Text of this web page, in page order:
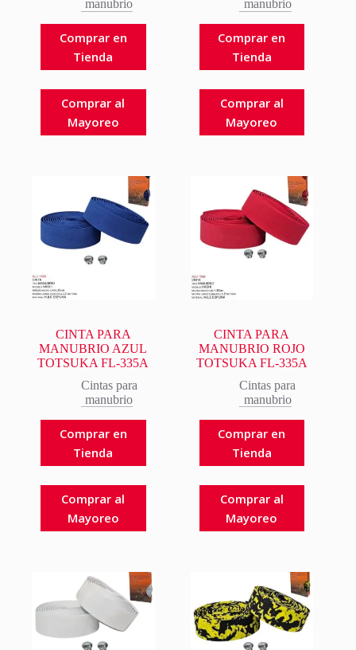
manubrio
Comprar en
Tienda
Comprar al
Mayoreo
manubrio
Comprar en
Tienda
Comprar al
Mayoreo
CINTA PARA
MANUBRIO AZUL
TOTSUKA FL-335A
Cintas para
manubrio
Comprar en
Tienda
Comprar al
Mayoreo
CINTA PARA
MANUBRIO ROJO
TOTSUKA FL-335A
Cintas para
manubrio
Comprar en
Tienda
Comprar al
Mayoreo